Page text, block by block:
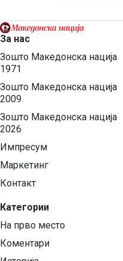
За нас
Зошто Македонска нација
1971
Зошто Македонска нација
2009
Зошто Македонска нација
2026
Импресум
Маркетинг
Контакт
Категории
На прво место
Коментари